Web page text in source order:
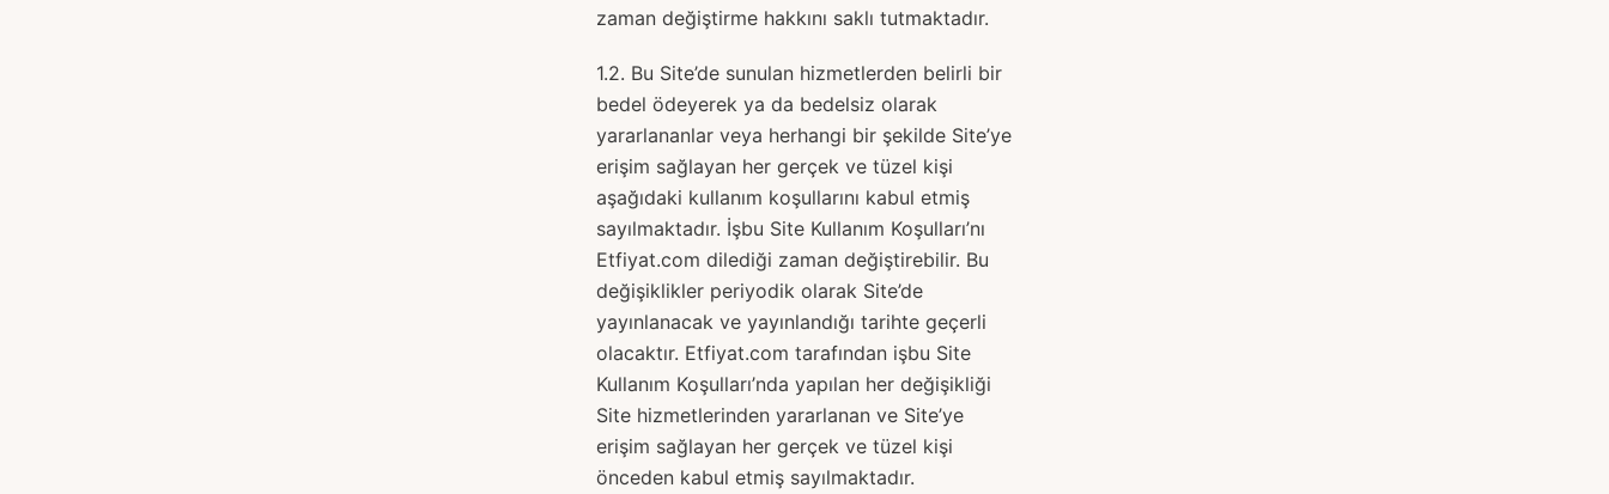
zaman değiştirme hakkını saklı tutmaktadır.
1.2. Bu Site’de sunulan hizmetlerden belirli bir
bedel ödeyerek ya da bedelsiz olarak
yararlananlar veya herhangi bir şekilde Site’ye
erişim sağlayan her gerçek ve tüzel kişi
aşağıdaki kullanım koşullarını kabul etmiş
sayılmaktadır. İşbu Site Kullanım Koşulları’nı
Etfiyat.com dilediği zaman değiştirebilir. Bu
değişiklikler periyodik olarak Site’de
yayınlanacak ve yayınlandığı tarihte geçerli
olacaktır. Etfiyat.com tarafından işbu Site
Kullanım Koşulları’nda yapılan her değişikliği
Site hizmetlerinden yararlanan ve Site’ye
erişim sağlayan her gerçek ve tüzel kişi
önceden kabul etmiş sayılmaktadır.